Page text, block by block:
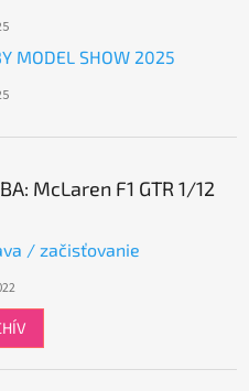
MODEL SHOW 2025
McLaren F1 GTR 1/12
/ začisťovanie